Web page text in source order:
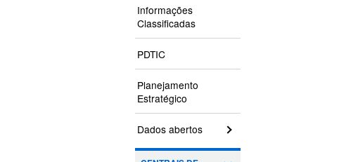
Informações
Classificadas
PDTIC
Planejamento
Estratégico
Dados abertos